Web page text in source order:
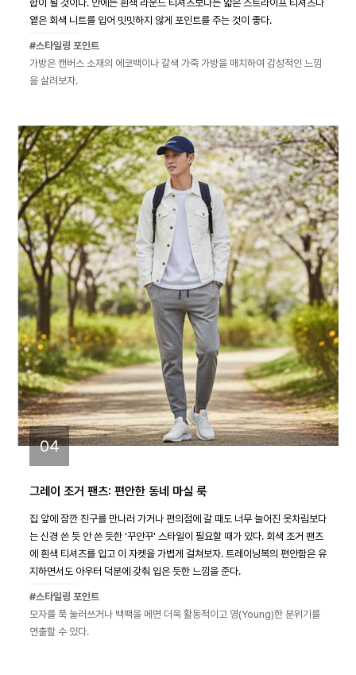
합이 될 것이다. 안에는 흰색 라운드 티셔츠보다는 얇은 스트라이프 티셔츠나
옅은 회색 니트를 입어 밋밋하지 않게 포인트를 주는 것이 좋다.
#스타일링 포인트
가방은 캔버스 소재의 에코백이나 갈색 가죽 가방을 매치하여 감성적인 느낌
을 살려보자.
04
그레이 조거 팬츠: 편안한 동네 마실 룩
집 앞에 잠깐 친구를 만나러 가거나 편의점에 갈 때도 너무 늘어진 옷차림보다
는 신경 쓴 듯 안 쓴 듯한 '꾸안꾸' 스타일이 필요할 때가 있다. 회색 조거 팬츠
에 흰색 티셔츠를 입고 이 자켓을 가볍게 걸쳐보자. 트레이닝복의 편안함은 유
지하면서도 아우터 덕분에 갖춰 입은 듯한 느낌을 준다.
#스타일링 포인트
모자를 푹 눌러쓰거나 백팩을 메면 더욱 활동적이고 영(Young)한 분위기를
연출할 수 있다.